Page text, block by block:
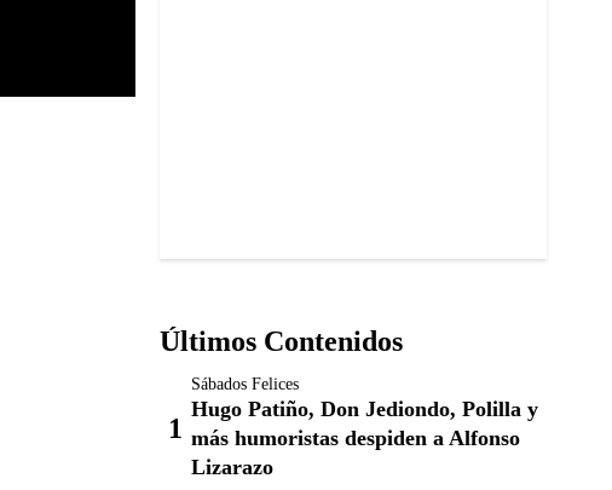
Últimos Contenidos
Sábados Felices
Hugo Patiño, Don Jediondo, Polilla y
más humoristas despiden a Alfonso
Lizarazo